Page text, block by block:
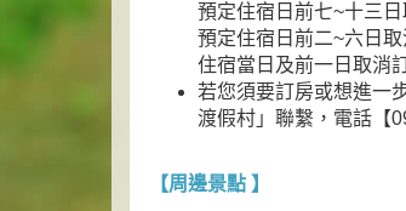
預定住宿日前七~十三
預定住宿日前二~六日
住宿當日及前一日取消
若您須要訂房或想進一
渡假村」聯繫，電話【
【周邊景點 】